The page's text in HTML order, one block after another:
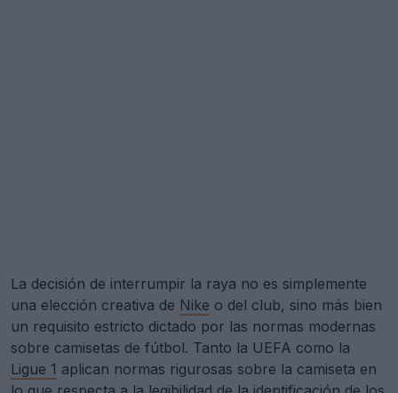
La decisión de interrumpir la raya no es simplemente
una elección creativa de Nike o del club, sino más bien
un requisito estricto dictado por las normas modernas
sobre camisetas de fútbol. Tanto la UEFA como la
Ligue 1 aplican normas rigurosas sobre la camiseta en